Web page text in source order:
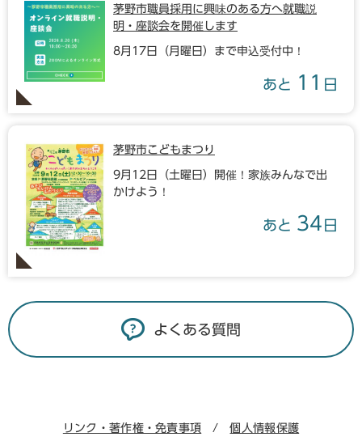
茅野市職員採用に興味のある方へ就職説
明・座談会を開催します
8月17日（月曜日）まで申込受付中！
あと 11 日
茅野市こどもまつり
9月12日（土曜日）開催！家族みんなで出
かけよう！
あと 34 日
よくある質問
リンク・著作権・免責事項 個人情報保護